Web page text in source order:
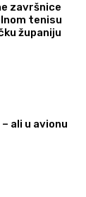
završnice
tenisu
županiju
ali u avionu